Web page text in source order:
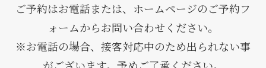
ご予約はお電話または、ホームページのご予約フ
ォームからお問い合わせください。
※お電話の場合、接客対応中のため出られない事